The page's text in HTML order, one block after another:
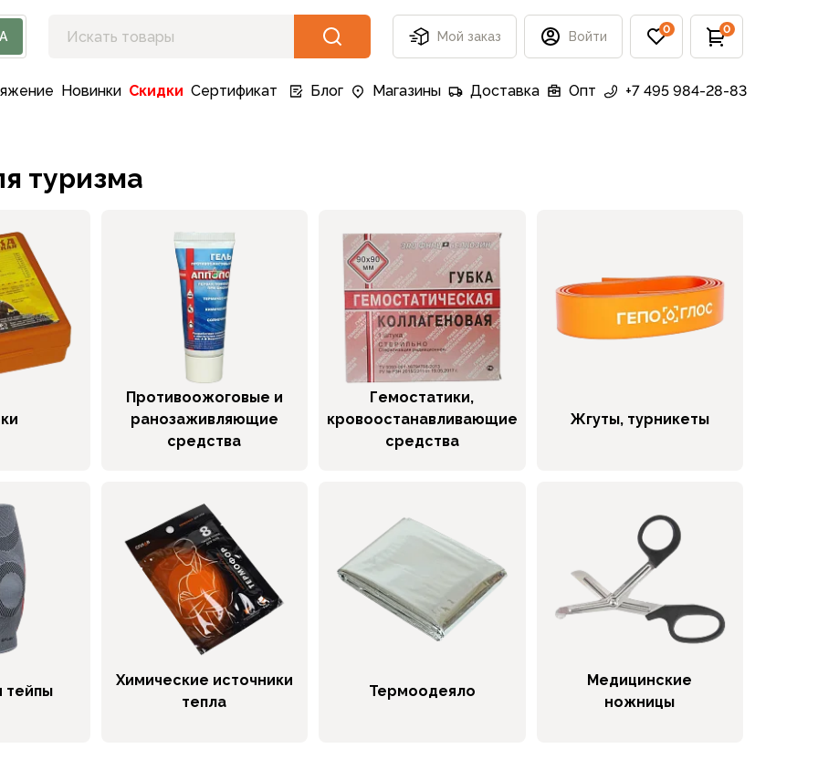
Мой заказ Войти 0 0
Новинки Скидки Сертификат Блог Магазины Доставка Опт +7 495 984-28-83
туризма
Противоожоговые и
ранозаживляющие
средства
Гемостатики,
кровоостанавливающие
средства
Жгуты, турникеты
тейпы
Химические источники
тепла
Термоодеяло
Медицинские
ножницы